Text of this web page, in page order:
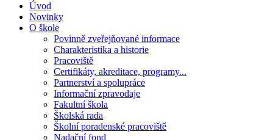
Úvod
Novinky
O škole
Povinně zveřejňované informace
Charakteristika a historie
Pracoviště
Certifikáty, akreditace, programy...
Partnerství a spolupráce
Informační zpravodaje
Fakultní škola
Školská rada
Školní poradenské pracoviště
Nadační fond